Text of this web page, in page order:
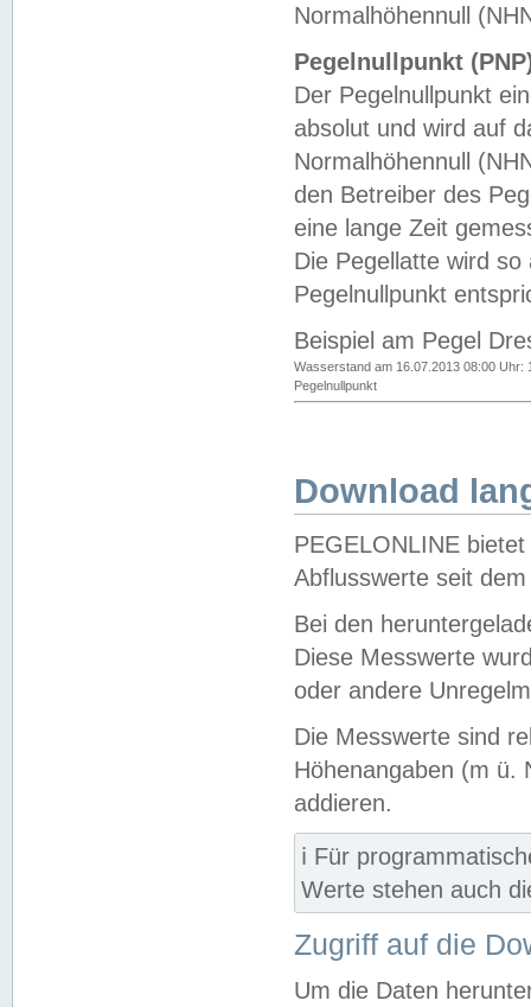
Normalhöhennull
Pegelnullpunkt
Der Pegelnullpunkt
absolut und wird auf
Normalhöhennull
den Betreiber des
eine lange Zeit
Die Pegellatte wird
Pegelnullpunkt
Beispiel am Pegel
Wasserstand am 16.07.2013 08:00 Uhr:
Pegelnullpunkt
Download
PEGELONLINE
Abflusswerte seit
Bei den
Diese Messwerte
oder andere
Die Messwerte sind
Höhenangaben (m ü.
addieren.
ℹ️ Für
Werte stehen auch
Zugriff auf die
Um die Daten